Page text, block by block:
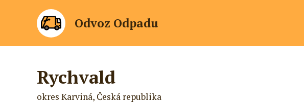
Odvoz Odpadu
Rychvald
okres Karviná, Česká republika